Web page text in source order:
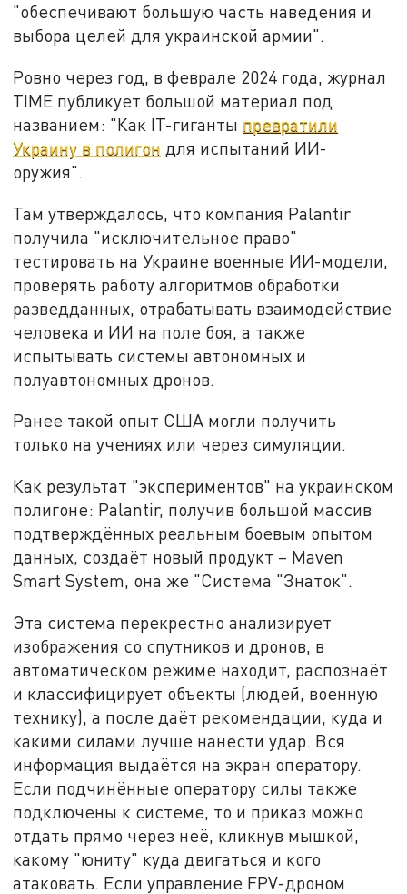
"обеспечивают большую часть наведения и
выбора целей для украинской армии".
Ровно через год, в феврале 2024 года, журнал
TIME публикует большой материал под
названием: "Как IT-гиганты превратили
Украину в полигон для испытаний ИИ-
оружия".
Там утверждалось, что компания Palantir
получила "исключительное право"
тестировать на Украине военные ИИ-модели,
проверять работу алгоритмов обработки
разведданных, отрабатывать взаимодействие
человека и ИИ на поле боя, а также
испытывать системы автономных и
полуавтономных дронов.
Ранее такой опыт США могли получить
только на учениях или через симуляции.
Как результат "экспериментов" на украинском
полигоне: Palantir, получив большой массив
подтверждённых реальным боевым опытом
данных, создаёт новый продукт – Maven
Smart System, она же "Система "Знаток".
Эта система перекрестно анализирует
изображения со спутников и дронов, в
автоматическом режиме находит, распознаёт
и классифицирует объекты (людей, военную
технику), а после даёт рекомендации, куда и
какими силами лучше нанести удар. Вся
информация выдаётся на экран оператору.
Если подчинённые оператору силы также
подключены к системе, то и приказ можно
отдать прямо через неё, кликнув мышкой,
какому "юниту" куда двигаться и кого
атаковать. Если управление FPV-дроном